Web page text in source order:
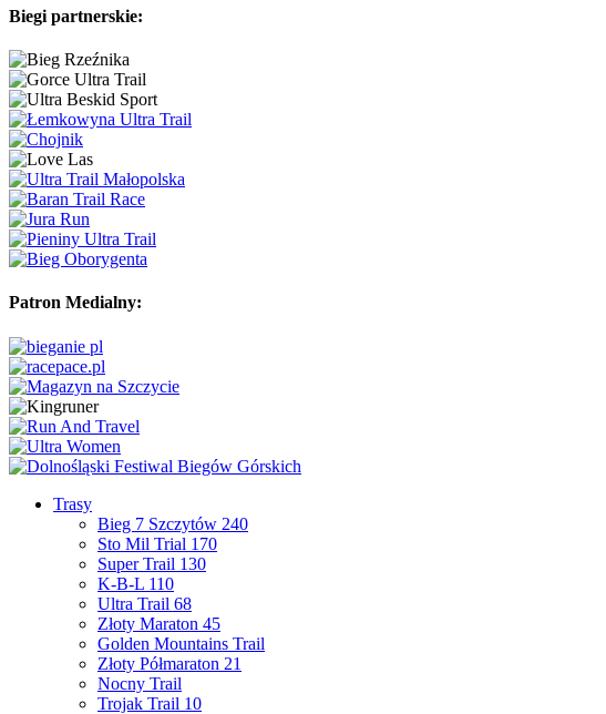
Biegi partnerskie:
Patron Medialny:
Trasy
Bieg 7 Szczytów 240
Sto Mil Trial 170
Super Trail 130
K-B-L 110
Ultra Trail 68
Złoty Maraton 45
Golden Mountains Trail
Złoty Półmaraton 21
Nocny Trail
Trojak Trail 10